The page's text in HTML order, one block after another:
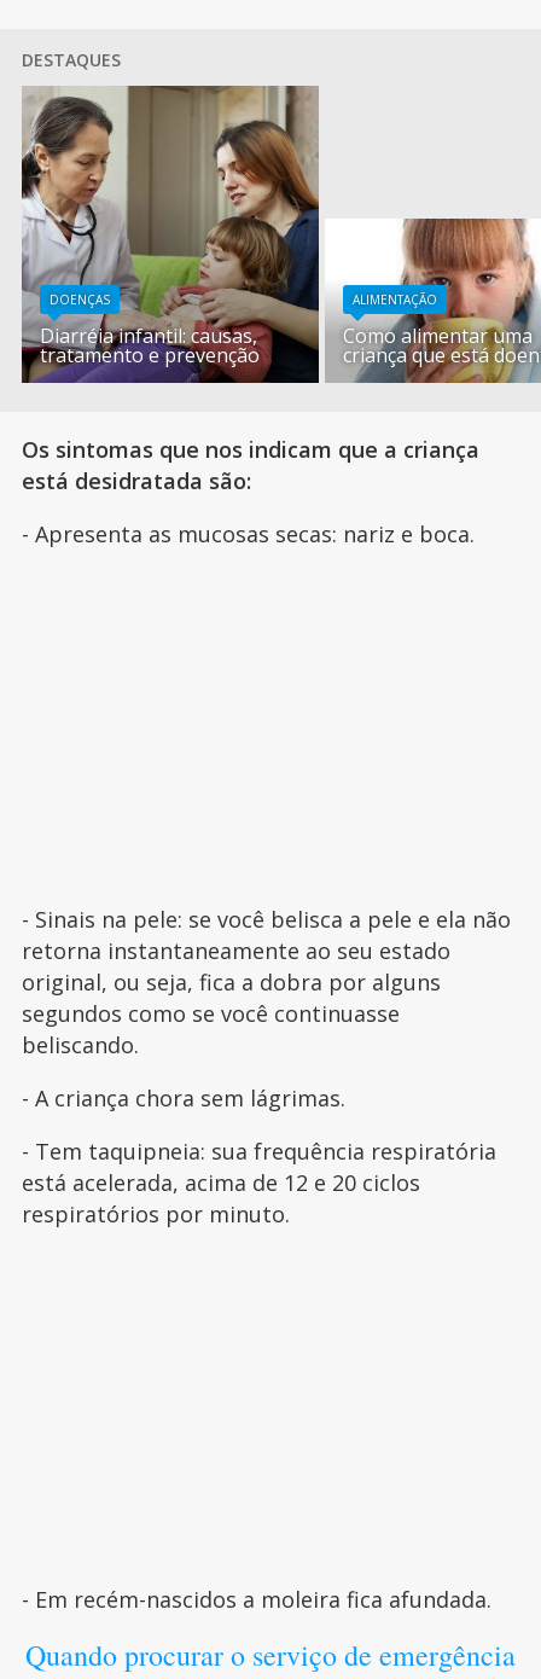
DESTAQUES
DOENÇAS
Diarréia infantil: causas,
tratamento e prevenção
ALIMENTAÇÃO
Como alimentar uma
criança que está
Os sintomas que nos indicam que a criança
está desidratada são:
- Apresenta as mucosas secas: nariz e boca.
- Sinais na pele: se você belisca a pele e ela não
retorna instantaneamente ao seu estado
original, ou seja, fica a dobra por alguns
segundos como se você continuasse
beliscando.
- A criança chora sem lágrimas.
- Tem taquipneia: sua frequência respiratória
está acelerada, acima de 12 e 20 ciclos
respiratórios por minuto.
- Em recém-nascidos a moleira fica afundada.
Quando procurar o serviço de emergência